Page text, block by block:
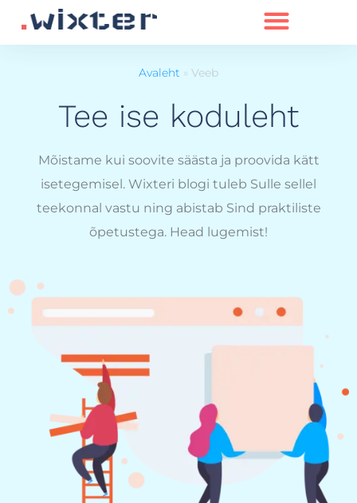
Avaleht » Veeb
Tee ise koduleht
Mõistame kui soovite säästa ja proovida kätt
isetegemisel. Wixteri blogi tuleb Sulle sellel
teekonnal vastu ning abistab Sind praktiliste
õpetustega. Head lugemist!